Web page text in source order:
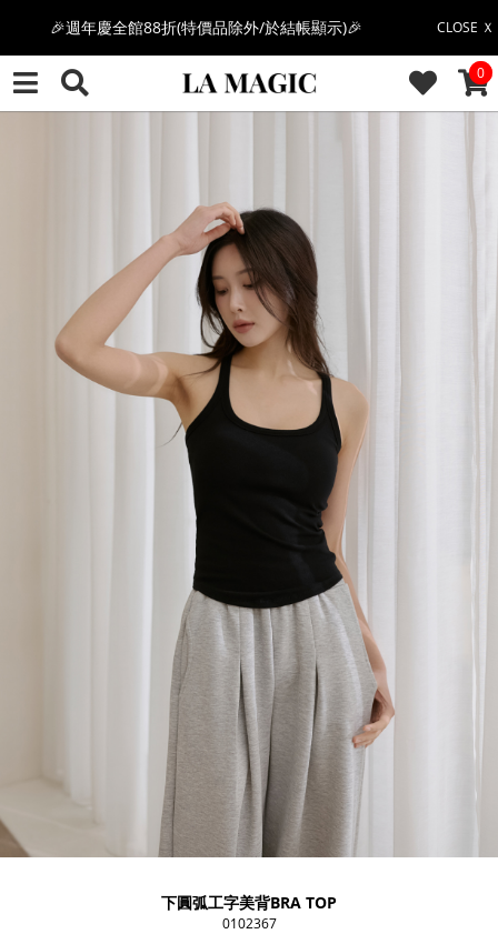
CLOSE Ｘ
感恩回饋價🎁零修圖系列$399起>
全館滿$3000即贈「夏日條紋草編包」👜
萊卡棉系列💫 2件$1100 | 4件$2000 | 6件$2700
🔥點擊立即➕官方LINE領取$100🔥
🎉週年慶全館88折(特價品除外/於結帳顯示)🎉
0
下圓弧工字美背BRA TOP
0102367